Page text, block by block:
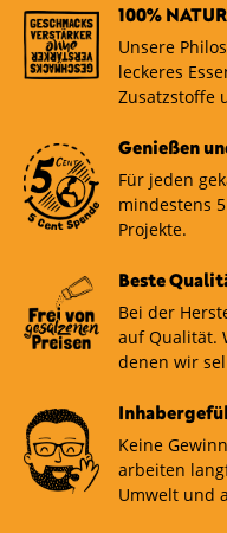
100%
Unsere
leckeres
Zusatzstoffe
Genießen
Für jeden
mindestens
Projekte.
Beste
Bei der
auf Qualität.
denen wir
Keine
arbeiten
Umwelt und